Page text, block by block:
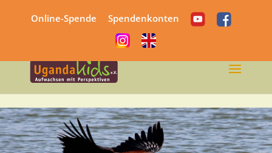
Online-Spende Spendenkonten